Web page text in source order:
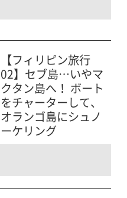
【フィリピン旅行
02】セブ島…いやマ
クタン島へ！ ボート
をチャーターして、
オランゴ島にシュノ
ーケリング